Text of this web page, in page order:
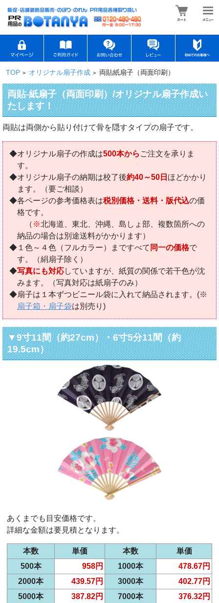
TOP > オリジナル扇子作成 > 両貼紙扇子（両面印刷）
両貼-紙扇子（両面印刷）/オリジナル扇子作成い
たします！
両貼は両側から貼り付けて骨を隠すタイプの扇子です。
◆オリジナル扇子の作成は500本から ご注文を承りま
す。
◆オリジナル扇子の納期は校了後約40～50日 ほどかかり
ます。（要ご相談）
◆各ページの参考価格表は税別価格・送料・版代込の価
格です。
（ ※北海道、東北、沖縄、島しょ部、複数箇所への
納品の場合は別途送料がかかります）
◆１色～４色（フルカラー）まですべて 同一の価格で
す。（絹扇子除く）
◆写真にも対応していますが、紙質の関係で若干色が沈
みます。（写真対応は紙扇子のみ）
◆扇子は１本ずつビニール袋に入れて納品されます。(※
扇子箱・扇子袋は別売り)
▼9寸11間（約27cm）・6寸5分11間（約
19.5cm）
あくまでも目安価格です。
詳細な金額は要見積となります。
本数 単価 本数
単価
500本
958円 1000本
478.67円
2000本
439.57円 3000本
402.77円
5000本
387.82円 7000本
376.32円